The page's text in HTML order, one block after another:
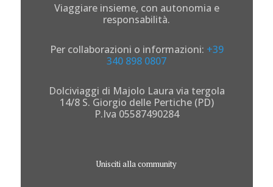
Viaggiare insieme, con autonomia e
responsabilità.
Per collaborazioni o informazioni: +39
340 898 0807
Dolciviaggi di Majolo Laura via tergola
14/8 S. Giorgio delle Pertiche (PD)
P.Iva 05587490284
Unisciti alla community